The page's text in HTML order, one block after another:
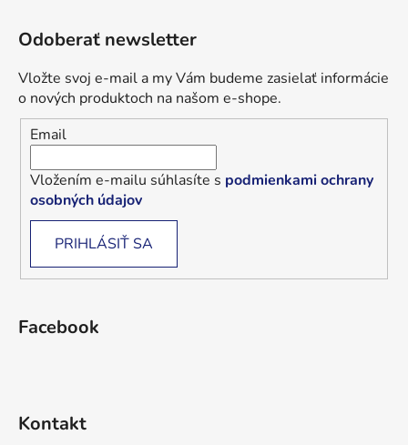
Odoberať newsletter
Vložte svoj e-mail a my Vám budeme zasielať informácie
o nových produktoch na našom e-shope.
Email
Vložením e-mailu súhlasíte s podmienkami ochrany
osobných údajov
PRIHLÁSIŤ SA
Facebook
Kontakt